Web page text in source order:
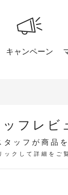
キャンペーン
ア
ッフレビ
タッフが商品
クして詳細をご